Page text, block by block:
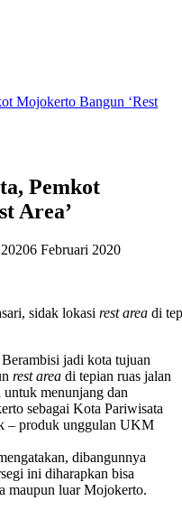
Mojokerto Bangun ‘Rest
Pemkot
Area’
6 Februari 2020
sidak lokasi rest area di
jadi kota tujuan
rest area di tepian ruas jalan
menunjang dan
sebagai Kota Pariwisata
– produk unggulan UKM
dibangunnya
ini diharapkan bisa
maupun luar Mojokerto.